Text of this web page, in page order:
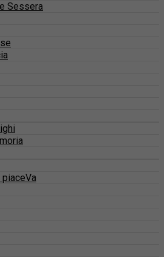
Sessera
piaceVa